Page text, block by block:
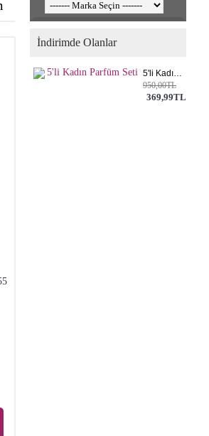
İndirimde Olanlar
5'li Kadın Parfüm Seti
950,00TL
369,99TL